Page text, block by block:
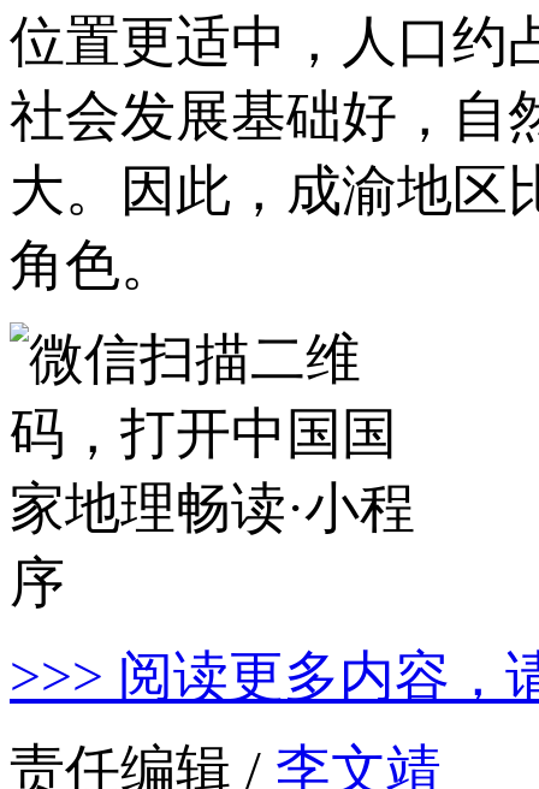
位置更适中，人口约
社会发展基础好，自
大。因此，成渝地区
角色。
>>> 阅读更多内容，
责任编辑 / 李文靖